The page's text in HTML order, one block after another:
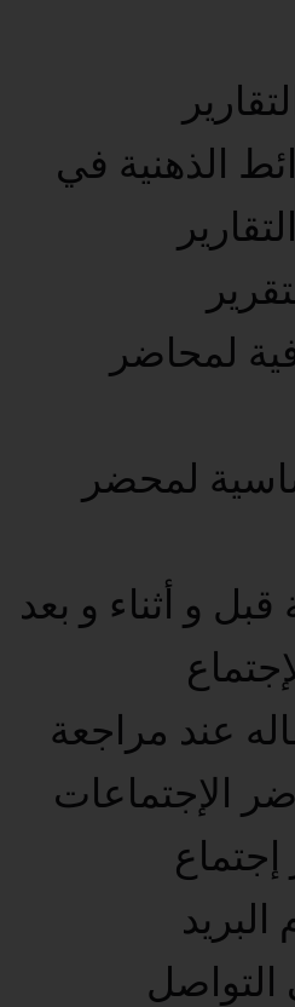
الذهنية في
لمحاضر
لمحضر
و أثناء و بعد
عند مراجعة
الإجتماعات
التواصل